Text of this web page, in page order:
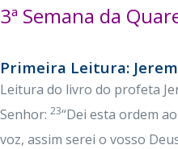
3ª Semana da
Primeira Leitura:
Leitura do livro do profeta
Senhor: 23“Dei esta ordem
voz, assim serei o vosso